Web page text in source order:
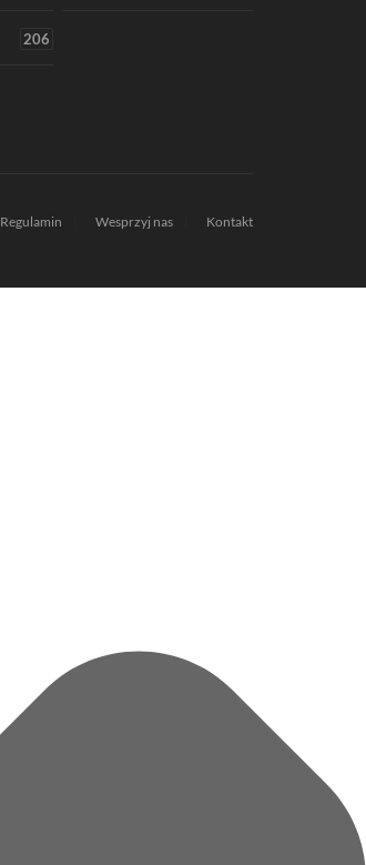
206
Regulamin Wesprzyj nas Kontakt